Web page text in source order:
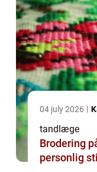
04 july 2026
tandlæge
Brodering
personlig